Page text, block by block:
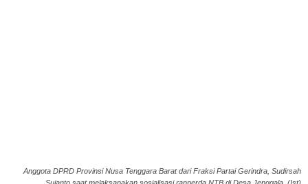
Anggota DPRD Provinsi Nusa Tenggara Barat dari Fraksi Partai Gerindra, Sudirsah
Sujanto saat melaksanakan sosialisasi ranperda NTB di Desa Jenggala. (Ist)